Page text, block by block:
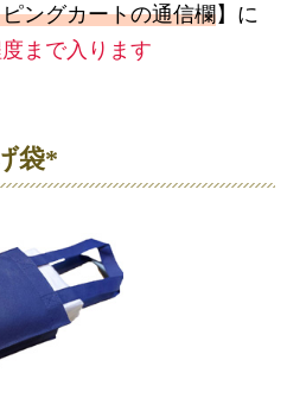
ングカートの通信欄】に
まで入ります
袋*